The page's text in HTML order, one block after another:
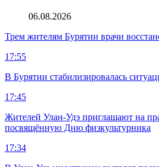
06.08.2026
Трем жителям Бурятии врачи
17:55
В Бурятии стабилизировалась
17:45
Жителей Улан-Удэ приглашают на
посвящённую Дню физкультурника
17:34